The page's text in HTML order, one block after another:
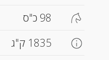
98 כ"ס
1835 ק"ג